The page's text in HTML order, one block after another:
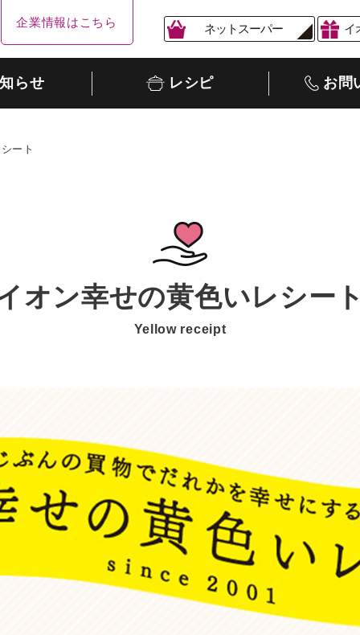
企業情報はこちら ネットスーパー イ
らせ レシピ お問
ート
オン幸せの黄色いレシー
Yellow receipt